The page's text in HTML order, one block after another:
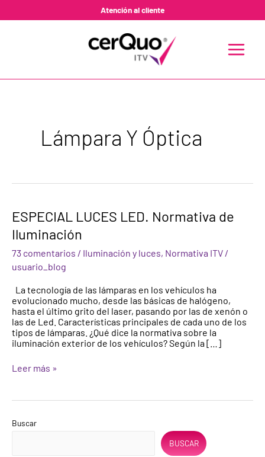
Atención al cliente
MENU
Lámpara Y Óptica
ESPECIAL LUCES LED. Normativa de
Iluminación
73 comentarios / Iluminación y luces, Normativa ITV /
usuario_blog
La tecnología de las lámparas en los vehículos ha
evolucionado mucho, desde las básicas de halógeno,
hasta el último grito del laser, pasando por las de xenón o
las de Led. Características principales de cada uno de los
tipos de lámparas. ¿Qué dice la normativa sobre la
iluminación exterior de los vehículos? Según la […]
ESPECIAL
LUCES
LED.
de
Iluminación
Leer más »
Buscar
BUSCAR